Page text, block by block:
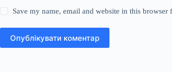
Save my name, email and website in this
Опублікувати коментар